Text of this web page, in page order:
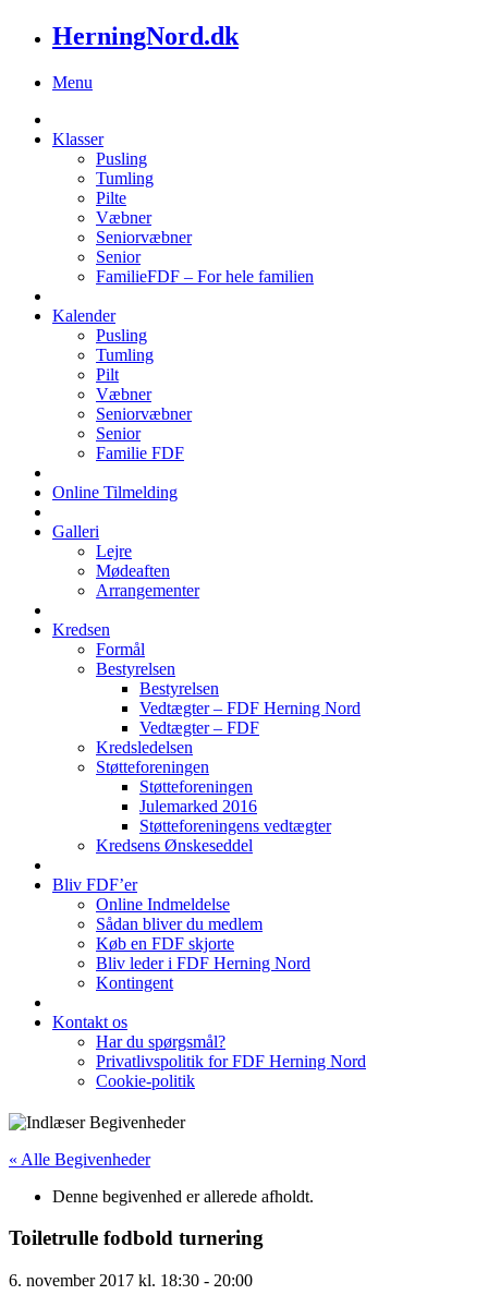
HerningNord.dk
Menu
Klasser
Pusling
Tumling
Pilte
Væbner
Seniorvæbner
Senior
FamilieFDF – For hele familien
Kalender
Pusling
Tumling
Pilt
Væbner
Seniorvæbner
Senior
Familie FDF
Online Tilmelding
Galleri
Lejre
Mødeaften
Arrangementer
Kredsen
Formål
Bestyrelsen
Bestyrelsen
Vedtægter – FDF Herning Nord
Vedtægter – FDF
Kredsledelsen
Støtteforeningen
Støtteforeningen
Julemarked 2016
Støtteforeningens vedtægter
Kredsens Ønskeseddel
Bliv FDF’er
Online Indmeldelse
Sådan bliver du medlem
Køb en FDF skjorte
Bliv leder i FDF Herning Nord
Kontingent
Kontakt os
Har du spørgsmål?
Privatlivspolitik for FDF Herning Nord
Cookie-politik
« Alle Begivenheder
Denne begivenhed er allerede afholdt.
Toiletrulle fodbold turnering
6. november 2017 kl. 18:30 - 20:00